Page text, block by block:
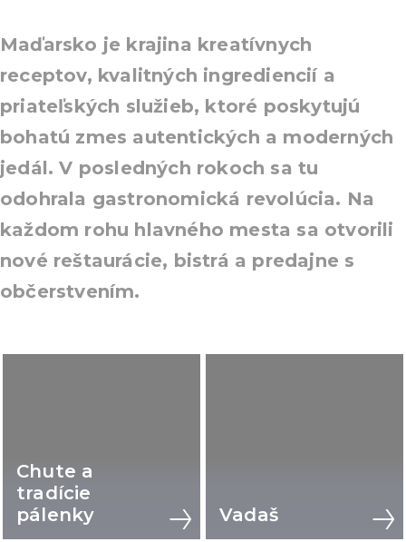
Maďarsko je krajina kreatívnych
receptov, kvalitných ingrediencií a
priateľských služieb, ktoré poskytujú
bohatú zmes autentických a moderných
jedál. V posledných rokoch sa tu
odohrala gastronomická revolúcia. Na
každom rohu hlavného mesta sa otvorili
nové reštaurácie, bistrá a predajne s
občerstvením.
Chute a
tradície
pálenky
Vadaš